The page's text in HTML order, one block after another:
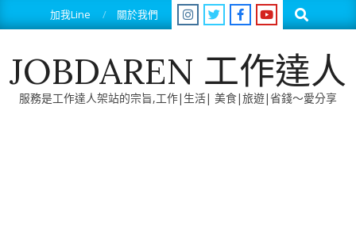
to
加我Line 關於我們 Search
JOBDAREN 工作達人
服務是工作達人架站的宗旨,工作|生活| 美食|旅遊|省錢～愛分享